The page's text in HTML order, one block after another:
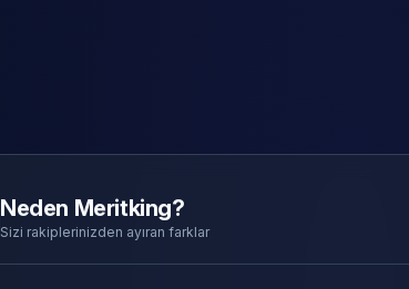
Neden Meritking?
Sizi rakiplerinizden ayıran farklar